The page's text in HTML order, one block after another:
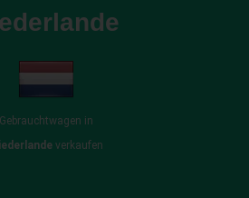
Gebrauchtwagen in
verkaufen